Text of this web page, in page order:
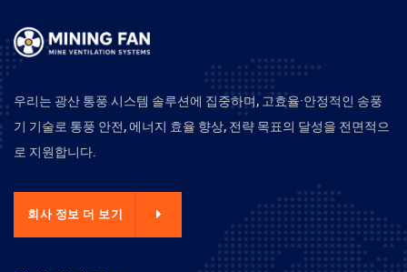
우리는 광산 통풍 시스템 솔루션에 집중하며, 고효율·안정적인 송풍
기 기술로 통풍 안전, 에너지 효율 향상, 전략 목표의 달성을 전면적으
로 지원합니다.
회사 정보 더 보기